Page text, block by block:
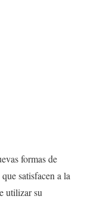
formas de
satisfacen a la
utilizar su